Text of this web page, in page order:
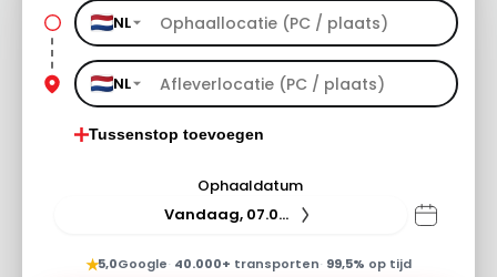
NL
NL
Tussenstop toevoegen
Ophaaldatum
Vandaag, 07.08.26
★5,0Google· 40.000+ transporten· 99,5% op tijd